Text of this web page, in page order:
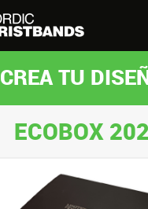
CREA TU
ECOBOX